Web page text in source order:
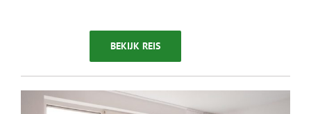
BEKIJK REIS